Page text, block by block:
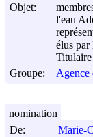
Objet:
l'eau
élus par
Titulaire
Groupe:
Agence
De:
Marie-
nomination